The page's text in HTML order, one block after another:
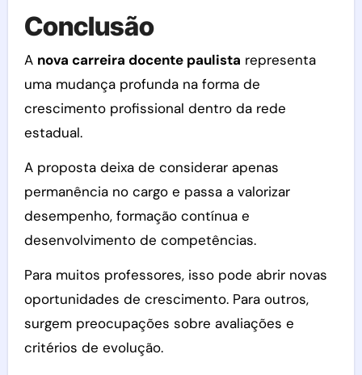
Conclusão
A nova carreira docente paulista representa
uma mudança profunda na forma de
crescimento profissional dentro da rede
estadual.
A proposta deixa de considerar apenas
permanência no cargo e passa a valorizar
desempenho, formação contínua e
desenvolvimento de competências.
Para muitos professores, isso pode abrir novas
oportunidades de crescimento. Para outros,
surgem preocupações sobre avaliações e
critérios de evolução.